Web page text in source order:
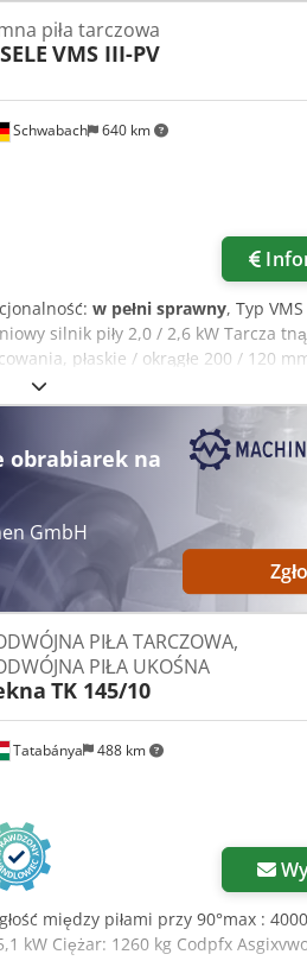
Schwabach 640 km
piła tarczowa
VMS III-PV
w pełni sprawny, Typ
silnik piły 2,0 / 2,6 kW Tarcza
płaskie / okrągłe 200 / 120
skok 1200 mm Crodpfxeznc S
obrabiarek na
GmbH
Tatabánya 488 km
PIŁA TARCZOWA,
PIŁA UKOŚNA
TK 145/10
między piłami przy 90°max :
kW Ciężar: 1260 kg Codpfx